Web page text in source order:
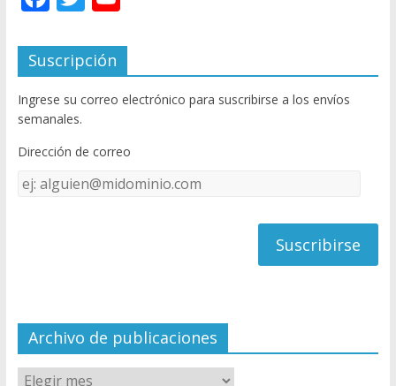
e
b
o
o
k
itt
er
u
T
u
e
C
el
Suscripción
Ingrese su correo electrónico para suscribirse a los envíos
semanales.
Dirección de correo
Dirección
de
Archivo de publicaciones